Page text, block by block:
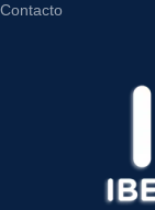
Contacto